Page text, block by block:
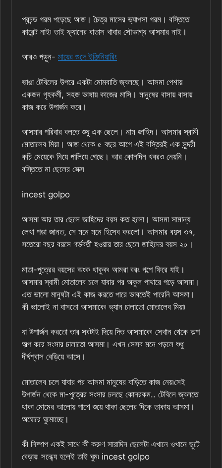
প্রচন্ড গরম পড়েছে আজ। চৈত্র মাসের ভ্যাপসা গরম। বস্তিতে
কারেন্ট নাই৷ তাই ফ্যানের বাতাস খাবার সৌভাগ্য আসমার নাই।
আরও পড়ুন- মায়ের গুদে ইঞ্জিনিয়ারিং
ভাঙা টেবিলের উপরে একটা মোমবাতি জ্বলছে। আসমা পেশায়
একজন গৃহকর্মী, সহজ ভাষায় কাজের মাসি। মানুষের বাসায় বাসায়
কাজ করে উপার্জন করে।
আসমার পরিবার বলতে শুধু এক ছেলে। নাম জাহিদ। আসমার স্বামী
মোতালেব মিয়া। আজ থেকে ৫ বছর আগে এই বস্তিরই এক সুন্দরী
কচি মেয়েকে নিয়ে পালিয়ে গেছে। আর কোনদিন খবরও নেয়নি।
বস্তিতে মা ছেলের সেক্স
incest golpo
আসমা আর তার ছেলে জাহিদের বয়স কত হলো। আসমা সামান্য
লেখা পড়া জানত, সে মনে মনে হিসেব করলো। আসমার বয়স ৩৭,
সতেরো বছর বয়সে গর্ভবতী হওয়ায় তার ছেলে জাহিদের বয়স ২০।
মাতা-পুত্রের বয়সের অংক থাকুক৷ আমরা বরং গল্পে ফিরে যাই।
আসমার স্বামী মোতালেব চলে যাবার পর অকুল পাথারে পড়ে আসমা।
এত ভালো মানুষটা এই কাজ করতে পারে ভাবতেই পারেনি আসমা।
কী ভালোই না বাসতো আসমাকে৷ ভ্যান চালাতো মোতালেব মিয়া৷
যা উপার্জন করতো তার সবটাই দিয়ে দিত আসমাকে৷ সেখান থেকে অল্প
অল্প করে সংসার চালাতো আসমা। এখন সেসব মনে পড়লে শুধু
দীর্ঘশ্বাস বেড়িয়ে আসে।
মোতালেব চলে যাবার পর আসমা মানুষের বাড়িতে কাজ নেয়৷সেই
উপার্জন থেকে মা-পুত্রের সংসার চলছে কোনরকম.. টেবিলে জ্বলতে
থাকা মোমের আলোয় পাশে শুয়ে থাকা ছেলের দিকে তাকায় আসমা।
অঘোরে ঘুমোচ্ছে।
কী নিষ্পাপ একই সাথে কী করুণ সারাদিন ছেলেটা এখানে ওখানে ছুটে
বেড়ায়৷ সন্ধ্যে হলেই তাই ঘুম৷ incest golpo